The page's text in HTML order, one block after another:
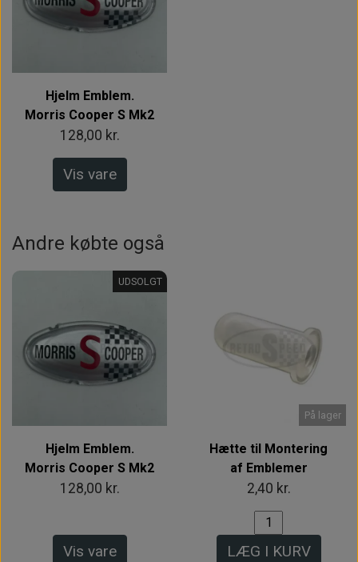
Hjelm Emblem.
Morris Cooper S Mk2
128,00 kr.
Vis vare
Andre købte også
UDSOLGT
Hjelm Emblem.
Morris Cooper S Mk2
128,00 kr.
Vis vare
På lager
Hætte til Montering
af Emblemer
2,40 kr.
LÆG I KURV